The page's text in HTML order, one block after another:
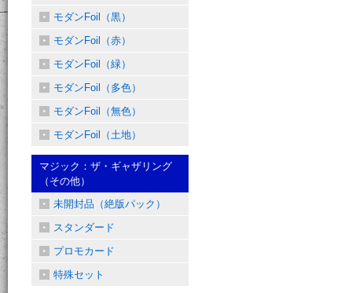
モダンFoil（黒）
モダンFoil（赤）
モダンFoil（緑）
モダンFoil（多色）
モダンFoil（無色）
モダンFoil（土地）
マジック：ザ・ギャザリング
（その他）
未開封品（絶版パック）
スタンダード
プロモカード
特殊セット